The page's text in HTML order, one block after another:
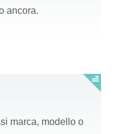
ancora.
marca, modello o